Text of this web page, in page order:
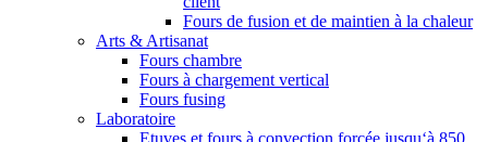
Fours de fusion et de maintien à la chaleur
Arts & Artisanat
Fours chambre
Fours à chargement vertical
Fours fusing
Laboratoire
Etuves et fours à convection forcée jusqu‘à 850